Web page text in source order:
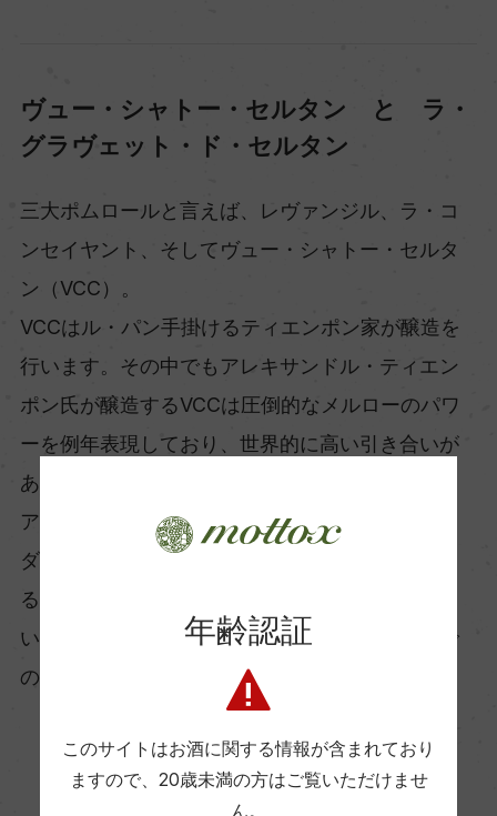
ヴュー・シャトー・セルタン と ラ・
グラヴェット・ド・セルタン
三大ポムロールと言えば、レヴァンジル、ラ・コ
ンセイヤント、そしてヴュー・シャトー・セルタ
ン（VCC）。
VCCはル・パン手掛けるティエンポン家が醸造を
行います。その中でもアレキサンドル・ティエン
ポン氏が醸造するVCCは圧倒的なメルローのパワ
ーを例年表現しており、世界的に高い引き合いが
あります。
アレキサンドルは栽培技術も高く、右岸で初めて
ダブル・ギヨーを導入（樹勢のバランスを整え
る）したり、失敗確立の低い（が技術的には難し
い）接ぎ木の手法をいち早く導入したりと、畑で
の作業を重視しています。
年齢認証
このサイトはお酒に関する情報が含まれており
ますので、 20歳未満の方はご覧いただけませ
ん。